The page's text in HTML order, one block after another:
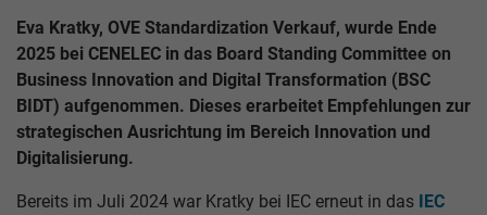
Eva Kratky, OVE Standardization Verkauf, wurde Ende
2025 bei CENELEC in das Board Standing Committee on
Business Innovation and Digital Transformation (BSC
BIDT) aufgenommen. Dieses erarbeitet Empfehlungen zur
strategischen Ausrichtung im Bereich Innovation und
Digitalisierung.
Bereits im Juli 2024 war Kratky bei IEC erneut in das
IEC